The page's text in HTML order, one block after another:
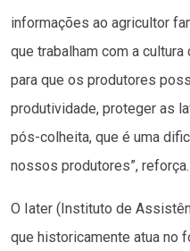
informações ao agricultor
que trabalham com a cultura
para que os produtores
produtividade, proteger as
pós-colheita, que é uma
nossos produtores”, reforça.
O Iater (Instituto de
que historicamente atua no